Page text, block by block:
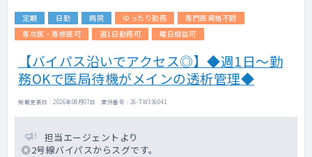
定期 日勤 病院 ゆったり勤務
専門医資格不問
専攻医・専修医可
週1日勤務可 曜日相談可
【バイパス沿いでアクセス◎】◆週1日～勤
務OKで医局待機がメインの透析管理◆
掲載更新日 : 2026年08月07日 案件番号 : 26-TW336041
担当エージェントより
◎2号線バイパスからスグです。